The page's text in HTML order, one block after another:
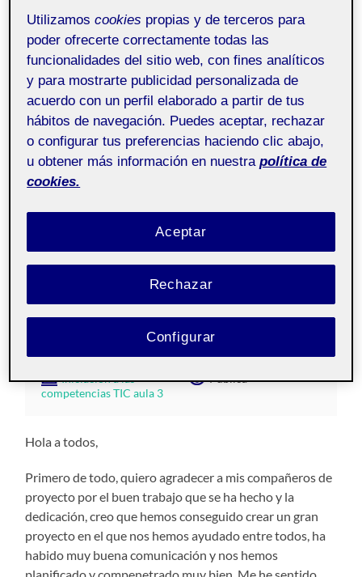
Pública
¡Bienvenidos!
Enpero que me podáis conocer mejor mediante esta
página web.
Podréis encontrar mi vídeo de presentación y más
información sobre mí en la categoría ¿Quién soy?
REFLEXIÓN DEL PROYECTO
Iniciación a las
competencias TIC aula 3
Pública
Hola a todos,
Primero de todo, quiero agradecer a mis compañeros de
proyecto por el buen trabajo que se ha hecho y la
dedicación, creo que hemos conseguido crear un gran
proyecto en el que nos hemos ayudado entre todos, ha
habido muy buena comunicación y nos hemos
Utilizamoscookies propias y de terceros para
poder ofrecerte correctamente todas las
funcionalidades del sitio web, con fines analíticos
y para mostrarte publicidad personalizada de
acuerdo con un perfil elaborado a partir de tus
hábitos de navegación. Puedes aceptar, rechazar
o configurar tus preferencias haciendo clic abajo,
u obtener más información en nuestra política de
cookies.
Rechazar
Aceptar
Configurar